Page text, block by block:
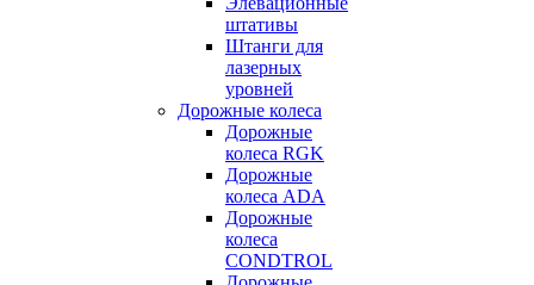
штативы
Штанги для
лазерных
уровней
Дорожные колеса
Дорожные
колеса RGK
Дорожные
колеса ADA
Дорожные
колеса
CONDTROL